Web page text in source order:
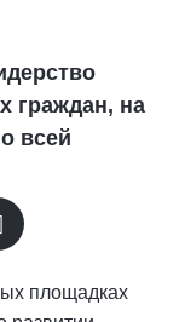
граждан, на
всей
площадках